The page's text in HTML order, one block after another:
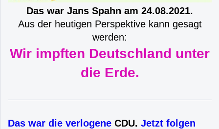
Das war Jans Spahn am 24.08.2021.
Aus der heutigen Perspektive kann gesagt
werden:
Wir impften Deutschland unter
die Erde.
Das war die verlogene CDU. Jetzt folgen